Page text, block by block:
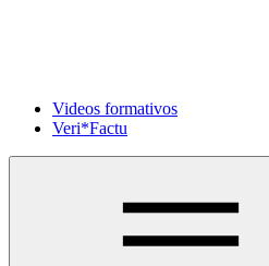
Videos formativos
Veri*Factu